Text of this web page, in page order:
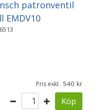
patronventil
EMDV10
Pris exkl. 540
Köp